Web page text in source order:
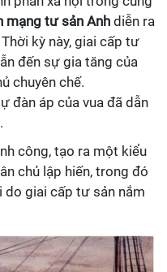
mạng tư sản Anhdiễn ra
kỳ này, giai cấp tư
đến sự gia tăng của
chuyên chế.
đàn áp của vua đã dẫn
công, tạo ra một kiểu
chủ lập hiến, trong đó
do giai cấp tư sản nắm